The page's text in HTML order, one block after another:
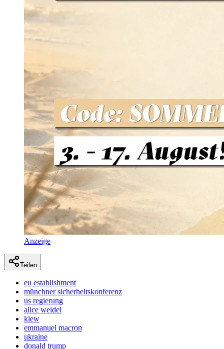
Anzeige
Teilen
eu establishment
münchner sicherheitskonferenz
us regierung
alice weidel
kiew
emmanuel macron
ukraine
donald trump